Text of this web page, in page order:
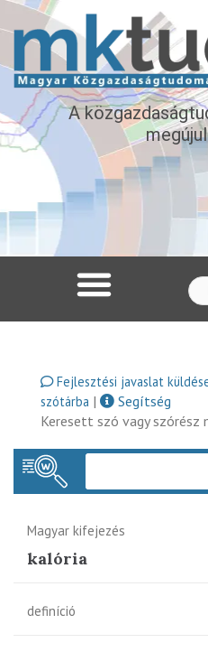
A
Fejlesztési javaslat
szótárba |
Segítség
Keresett szó vagy szórész
Magyar kifejezés
kalória
definíció